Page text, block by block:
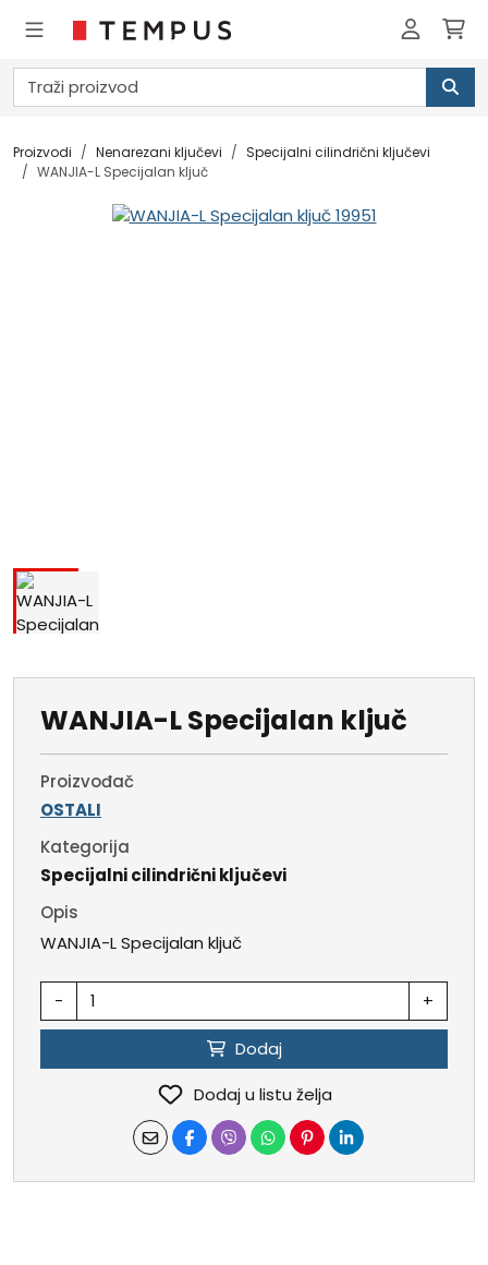
Proizvodi Nenarezani ključevi
Specijalni cilindrični ključevi
WANJIA-L Specijalan ključ
WANJIA-L Specijalan ključ
Proizvođač
OSTALI
Kategorija
Specijalni cilindrični ključevi
Opis
WANJIA-L Specijalan ključ
- +
Dodaj
Dodaj u listu želja